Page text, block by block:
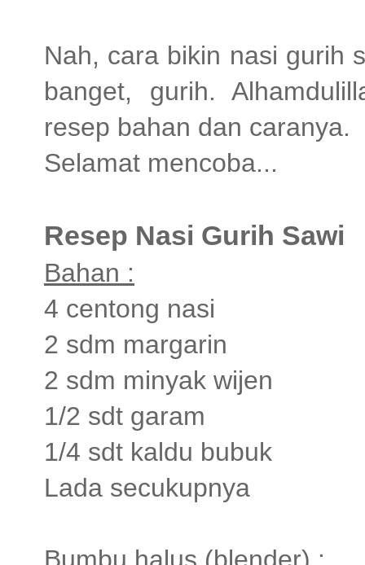
Nah, cara bikin nasi gurih
banget, gurih.
resep bahan dan caranya.
Selamat mencoba...
Resep Nasi Gurih Sawi
Bahan :
4 centong nasi
2 sdm margarin
2 sdm minyak wijen
1/2 sdt garam
1/4 sdt kaldu bubuk
Lada secukupnya